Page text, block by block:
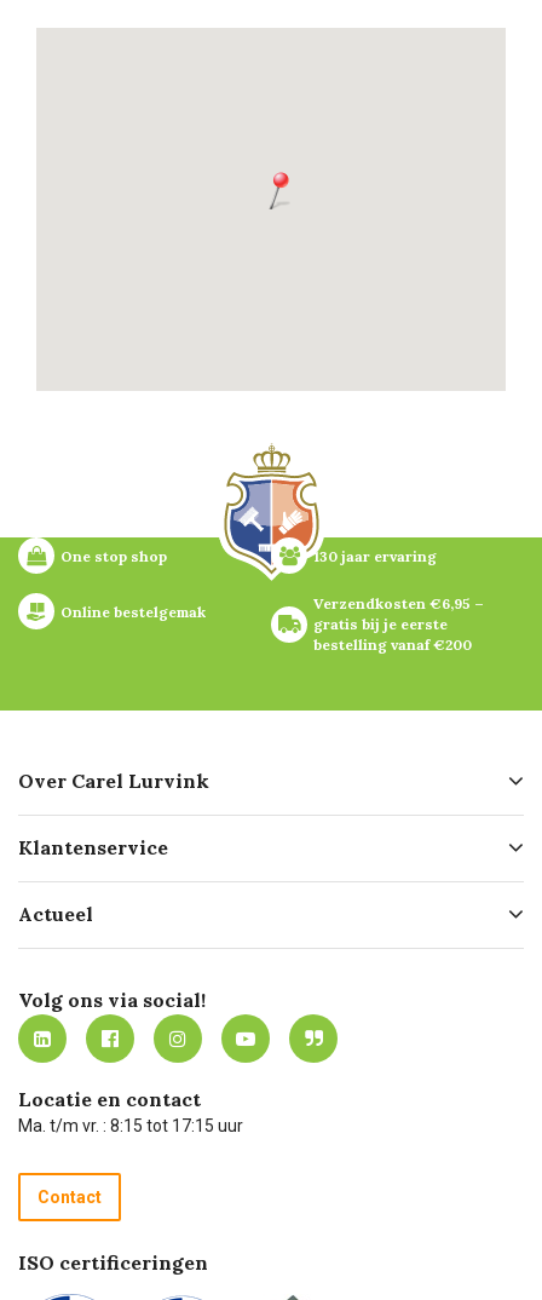
One stop shop 130 jaar ervaring
Online bestelgemak
Verzendkosten €6,95 –
gratis bij je eerste
bestelling vanaf €200
Over Carel Lurvink
Geschiedenis
Missie
Werken bij Carel Lurvink
MVO
Klantenservice
Bezorgen
Mijn Carel Lurvink
Mijn Carel Lurvink instructievideo's
Carel Lurvink App
Hulp op afstand
Technische dienst
Recycle programma
Betalen
Actueel
Innovation LAB
Tevreden klanten
Carel Lurvink Blog
Carel de podcast
Volg ons via social!
Locatie en contact
Ma. t/m vr. : 8:15 tot 17:15 uur
Contact
ISO certificeringen